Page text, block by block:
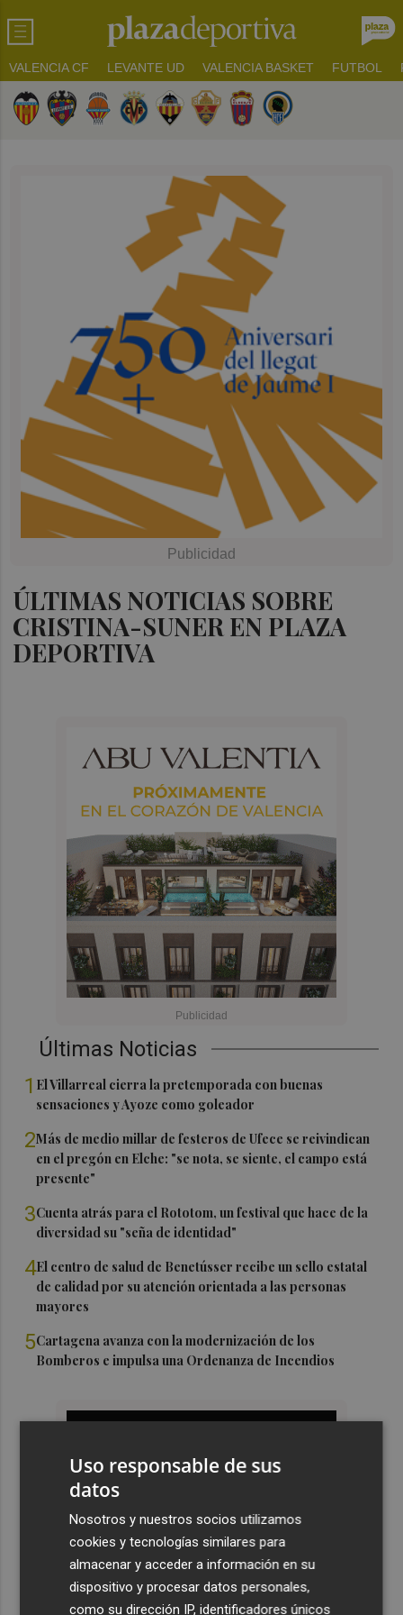
VALENCIA CF LEVANTE UD VALENCIA BASKET FUTBOL
ÚLTIMAS NOTICIAS SOBRE
CRISTINA-SUNER EN PLAZA
DEPORTIVA
Últimas Noticias
1 El Villarreal cierra la pretemporada con buenas
sensaciones y Ayoze como goleador
2Más de medio millar de festeros de Ufece se reivindican
en el pregón en Elche: "se nota, se siente, el campo está
presente"
3Cuenta atrás para el Rototom, un festival que hace de la
diversidad su "seña de identidad"
4El centro de salud de Benetússer recibe un sello estatal
de calidad por su atención orientada a las personas
mayores
5Cartagena avanza con la modernización de los
Bomberos e impulsa una Ordenanza de Incendios
Uso responsable de sus
datos
Nosotros y nuestros socios utilizamos
cookies y tecnologías similares para
almacenar y acceder a información en su
dispositivo y procesar datos personales,
como su dirección IP, identificadores únicos